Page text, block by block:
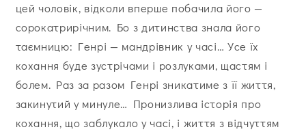
цей чоловік, відколи вперше побачила його —
сорокатрирічним. Бо з дитинства знала його
таємницю: Генрі — мандрівник у часі… Усе їх
кохання буде зустрічами і розлуками, щастям і
болем. Раз за разом Генрі зникатиме з її життя,
закинутий у минуле… Пронизлива історія про
кохання, що заблукало у часі, і життя з відчуттям